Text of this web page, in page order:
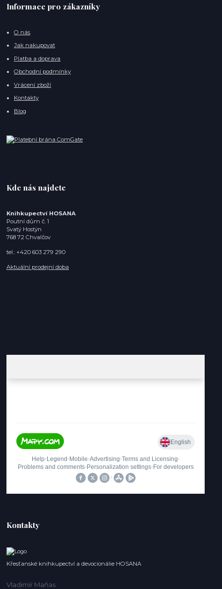
Informace pro zákazníky
O nás
Jak nakupovat
Platba a doprava
Obchodní podmínky
Vrácení zboží
Kontakty
Blog
Kde nás najdete
Knihkupectví HOSANA
Poutní dům č. 1
Svatý Hostýn
768 72 Chvalčov
tel.: +420 603 279 290
Aktuální prodejní doba
Kontakty
Křesťanské knihkupectví a devocionálie HOSANA
Vladimír Maňas